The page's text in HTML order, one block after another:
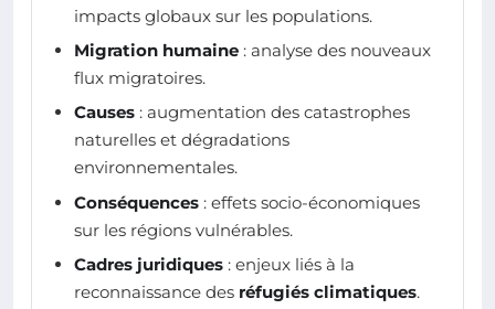
impacts globaux sur les populations.
Migration humaine : analyse des nouveaux
flux migratoires.
Causes : augmentation des catastrophes
naturelles et dégradations
environnementales.
Conséquences : effets socio-économiques
sur les régions vulnérables.
Cadres juridiques : enjeux liés à la
reconnaissance des réfugiés climatiques.